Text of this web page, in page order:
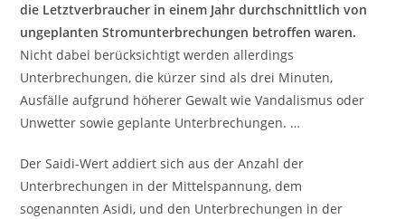
die Letztverbraucher in einem Jahr durchschnittlich von
ungeplanten Stromunterbrechungen betroffen waren.
Nicht dabei berücksichtigt werden allerdings
Unterbrechungen, die kürzer sind als drei Minuten,
Ausfälle aufgrund höherer Gewalt wie Vandalismus oder
Unwetter sowie geplante Unterbrechungen. …
Der Saidi-Wert addiert sich aus der Anzahl der
Unterbrechungen in der Mittelspannung, dem
sogenannten Asidi, und den Unterbrechungen in der